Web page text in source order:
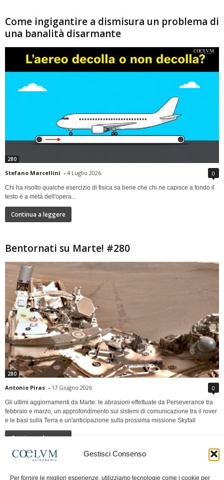
Gestisci Consenso
Per fornire le migliori esperienze, utilizziamo tecnologie come i cookie per
Come ingigantire a dismisura un problema di
una banalità disarmante
280
Stefano Marcellini - 4 Luglio 2026 0
Chi ha risolto qualche esercizio di fisica sa bene che chi ne capisce a fondo il
testo è a metà dell'opera...
Continua a leggere
Bentornati su Marte! #280
280
Antonio Piras - 17 Giugno 2026 0
Gli ultimi aggiornamenti da Marte: le abrasioni effettuate da Perseverance tra
febbraio e marzo, un approfondimento sui sistemi di comunicazione tra il rover
e le basi sulla Terra e un'anticipazione sulla prossima missione Skyfall
Continua a leggere